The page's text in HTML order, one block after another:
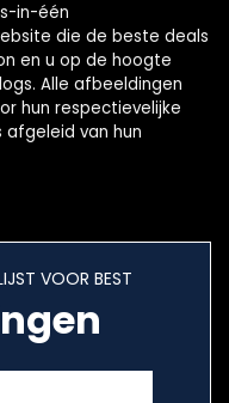
in-één
die de beste deals
en u op de hoogte
Alle afbeeldingen
hun respectievelijke
afgeleid van hun
VOOR BEST